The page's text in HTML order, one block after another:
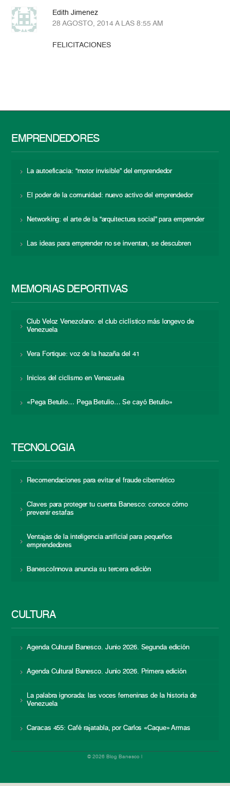
Edith Jimenez
28 AGOSTO, 2014 A LAS 8:55 AM
FELICITACIONES
EMPRENDEDORES
La autoeficacia: “motor invisible” del emprendedor
El poder de la comunidad: nuevo activo del emprendedor
Networking: el arte de la “arquitectura social” para emprender
Las ideas para emprender no se inventan, se descubren
MEMORIAS DEPORTIVAS
Club Veloz Venezolano: el club ciclístico más longevo de
Venezuela
Vera Fortique: voz de la hazaña del 41
Inicios del ciclismo en Venezuela
«Pega Betulio… Pega Betulio… Se cayó Betulio»
TECNOLOGÍA
Recomendaciones para evitar el fraude cibernético
Claves para proteger tu cuenta Banesco: conoce cómo
prevenir estafas
Ventajas de la inteligencia artificial para pequeños
emprendedores
BanescoInnova anuncia su tercera edición
CULTURA
Agenda Cultural Banesco. Junio 2026. Segunda edición
Agenda Cultural Banesco. Junio 2026. Primera edición
La palabra ignorada: las voces femeninas de la historia de
Venezuela
Caracas 455: Café rajatabla, por Carlos «Caque» Armas
© 2026 Blog Banesco |